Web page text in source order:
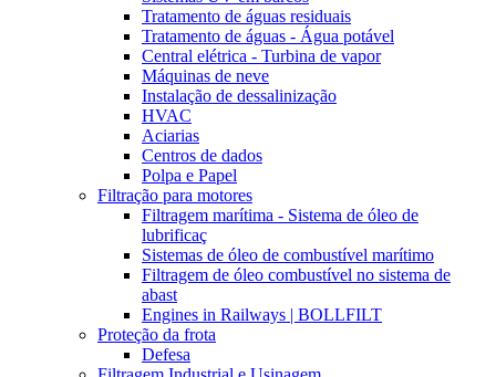
Tratamento de águas residuais
Tratamento de águas - Água potável
Central elétrica - Turbina de vapor
Máquinas de neve
Instalação de dessalinização
HVAC
Aciarias
Centros de dados
Polpa e Papel
Filtração para motores
Filtragem marítima - Sistema de óleo de
lubrificaç
Sistemas de óleo de combustível marítimo
Filtragem de óleo combustível no sistema de
abast
Engines in Railways | BOLLFILT
Proteção da frota
Defesa